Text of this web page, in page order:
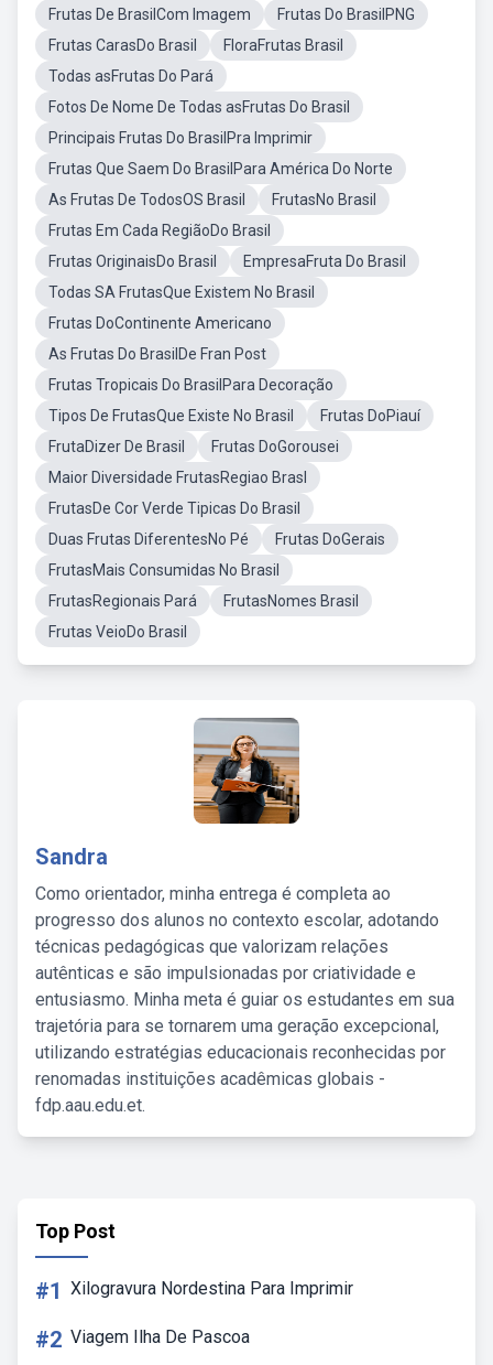
Frutas De BrasilCom Imagem
Frutas Do BrasilPNG
Frutas CarasDo Brasil
FloraFrutas Brasil
Todas asFrutas Do Pará
Fotos De Nome De Todas asFrutas Do Brasil
Principais Frutas Do BrasilPra Imprimir
Frutas Que Saem Do BrasilPara América Do Norte
As Frutas De TodosOS Brasil
FrutasNo Brasil
Frutas Em Cada RegiãoDo Brasil
Frutas OriginaisDo Brasil
EmpresaFruta Do Brasil
Todas SA FrutasQue Existem No Brasil
Frutas DoContinente Americano
As Frutas Do BrasilDe Fran Post
Frutas Tropicais Do BrasilPara Decoração
Tipos De FrutasQue Existe No Brasil
Frutas DoPiauí
FrutaDizer De Brasil
Frutas DoGorousei
Maior Diversidade FrutasRegiao Brasl
FrutasDe Cor Verde Tipicas Do Brasil
Duas Frutas DiferentesNo Pé
Frutas DoGerais
FrutasMais Consumidas No Brasil
FrutasRegionais Pará
FrutasNomes Brasil
Frutas VeioDo Brasil
Sandra
Como orientador, minha entrega é completa ao
progresso dos alunos no contexto escolar, adotando
técnicas pedagógicas que valorizam relações
autênticas e são impulsionadas por criatividade e
entusiasmo. Minha meta é guiar os estudantes em sua
trajetória para se tornarem uma geração excepcional,
utilizando estratégias educacionais reconhecidas por
renomadas instituições acadêmicas globais -
fdp.aau.edu.et.
Top Post
#1 Xilogravura Nordestina Para Imprimir
#2 Viagem Ilha De Pascoa